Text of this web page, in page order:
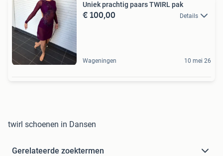
Uniek prachtig paars TWIRL pak
€ 100,00 Details
Wageningen 10 mei 26
twirl schoenen in Dansen
Gerelateerde zoektermen